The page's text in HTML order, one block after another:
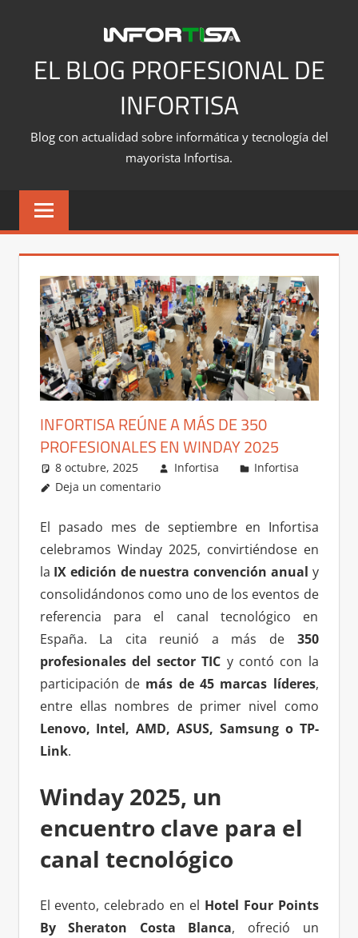
contenidoEL BLOG PROFESIONAL DE
INFORTISA
Blog con actualidad sobre informática y tecnología del
mayorista Infortisa.
INFORTISA REÚNE A MÁS DE 350
PROFESIONALES EN WINDAY 2025
8 octubre, 2025 Infortisa
Infortisa
Deja un comentario
El pasado mes de septiembre en Infortisa
celebramos Winday 2025, convirtiéndose en
la IX edición de nuestra convención anual y
consolidándonos como uno de los eventos de
referencia para el canal tecnológico en
España. La cita reunió a más de 350
profesionales del sector TIC y contó con la
participación de más de 45 marcas líderes,
entre ellas nombres de primer nivel como
Lenovo, Intel, AMD, ASUS, Samsung o TP-
Link.
Winday 2025, un
encuentro clave para el
canal tecnológico
El evento, celebrado en el Hotel Four Points
By Sheraton Costa Blanca, ofreció un